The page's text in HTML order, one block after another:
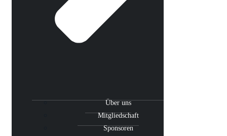
Über uns
Mitgliedschaft
Sponsoren